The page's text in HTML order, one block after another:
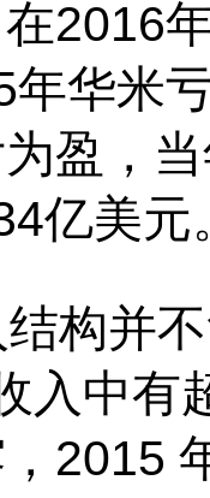
关系密切
雷军。
资本取自
专注TMT
位于望京
最早的办
司的合作